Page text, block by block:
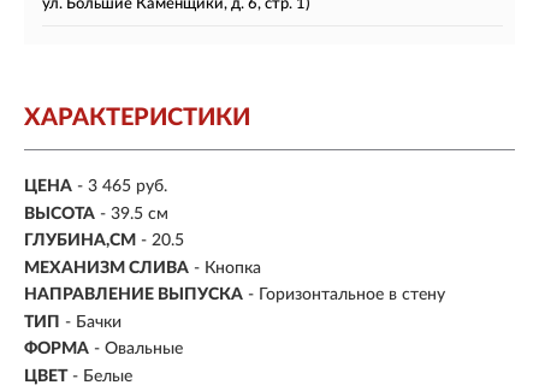
ул. Большие Каменщики, д. 6, стр. 1)
ХАРАКТЕРИСТИКИ
ЦЕНА - 3 465 руб.
ВЫСОТА - 39.5 см
ГЛУБИНА,СМ - 20.5
МЕХАНИЗМ СЛИВА - Кнопка
НАПРАВЛЕНИЕ ВЫПУСКА - Горизонтальное в стену
ТИП - Бачки
ФОРМА - Овальные
ЦВЕТ - Белые